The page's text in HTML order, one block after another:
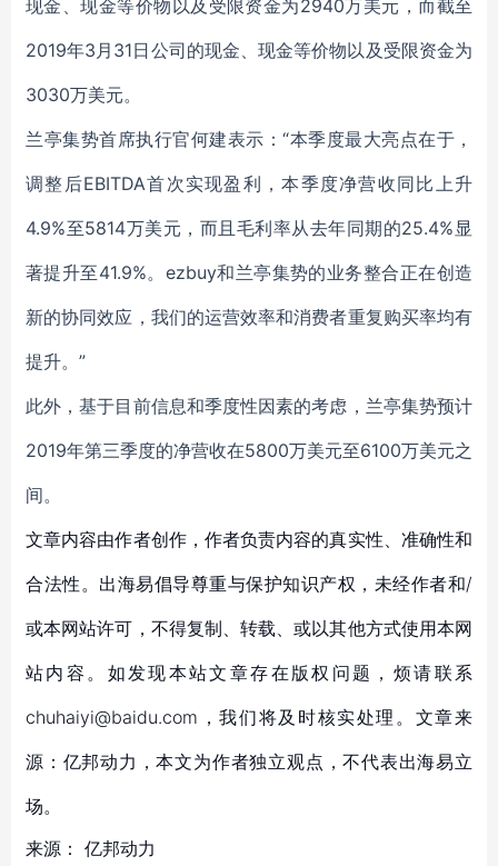
现金、现金等价物以及受限资金为2940万美元，而截至
2019年3月31日公司的现金、现金等价物以及受限资金为
3030万美元。
兰亭集势首席执行官何建表示：“本季度最大亮点在于，
调整后EBITDA首次实现盈利，本季度净营收同比上升
4.9%至5814万美元，而且毛利率从去年同期的25.4%显
著提升至41.9%。ezbuy和兰亭集势的业务整合正在创造
新的协同效应，我们的运营效率和消费者重复购买率均有
提升。”
此外，基于目前信息和季度性因素的考虑，兰亭集势预计
2019年第三季度的净营收在5800万美元至6100万美元之
间。
文章内容由作者创作，作者负责内容的真实性、准确性和
合法性。出海易倡导尊重与保护知识产权，未经作者和/
或本网站许可，不得复制、转载、或以其他方式使用本网
站内容。如发现本站文章存在版权问题，烦请联系
chuhaiyi@baidu.com，我们将及时核实处理。文章来
源：亿邦动力，本文为作者独立观点，不代表出海易立
场。
来源： 亿邦动力